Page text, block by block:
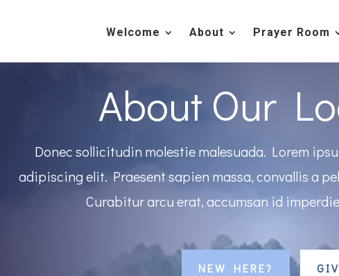
Welcome About Prayer Room
About Our
Donec sollicitudin molestie malesuada. Lorem
adipiscing elit. Praesent sapien massa, convallis a
Curabitur arcu erat, accumsan id
NEW HERE?